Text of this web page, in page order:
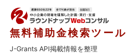
無料補助金検索ツール
J-Grants API掲載情報を整理